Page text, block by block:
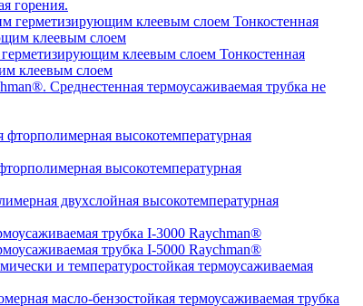
горения.
Тонкостенная
клеевым слоем
Тонкостенная
клеевым слоем
Среднестенная термоусаживаемая трубка не
фторполимерная высокотемпературная
высокотемпературная
двухслойная высокотемпературная
трубка I-3000 Raychman®
трубка I-5000 Raychman®
и температуростойкая термоусаживаемая
масло-бензостойкая термоусаживаемая трубка